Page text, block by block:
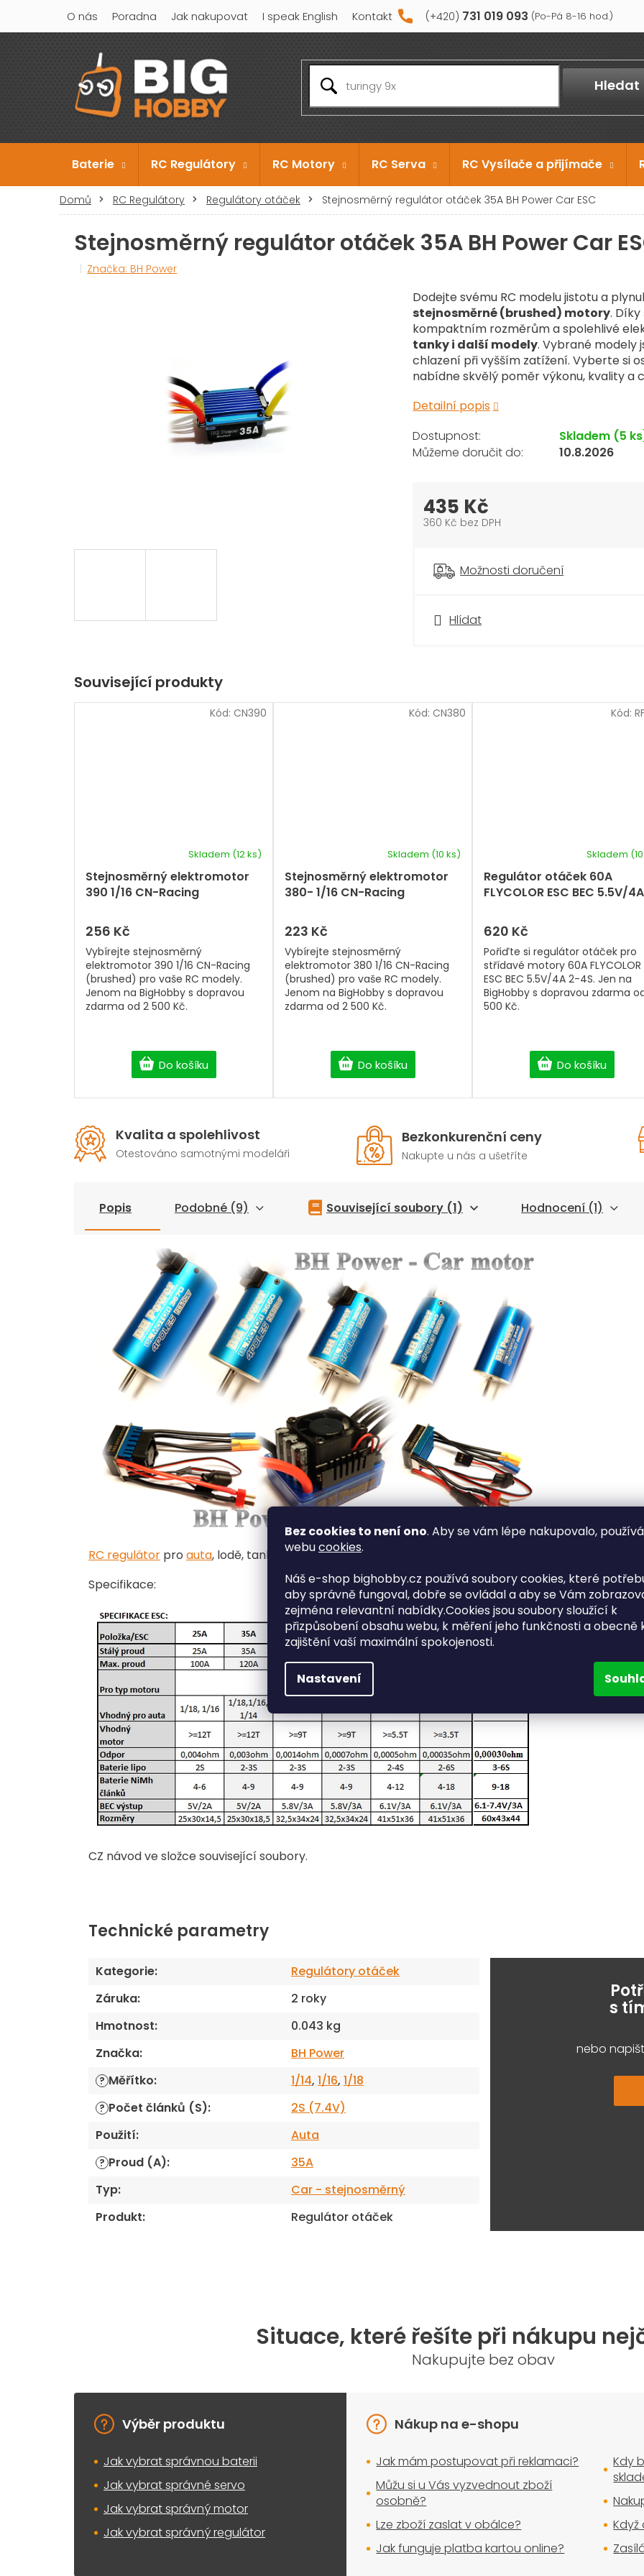
Bez cookies to není ono. Aby se vám lépe nakupovalo,
webucookies.
Náš e-shop bighobby.cz používá soubory cookies, které
aby správně fungoval, dobře se ovládal a aby se Vám
zejména relevantní nabídky.Cookies jsou soubory sloužící k
přizpůsobení obsahu webu, k měření jeho funkčnosti a obecně
zajištění vaší maximální spokojenosti.
Nastavení
obsah
731 019 093
O nás Poradna Jak nakupovat I speak English Kontakt
Hledat
Baterie RC Regulátory RC Motory RC Serva RC Vysílače a přijímače
Domů RC Regulátory Regulátory otáček Stejnosměrný regulátor otáček 35A BH Power Car ESC
Stejnosměrný regulátor otáček 35A BH Power Car
Značka: BH Power
Dodejte svému RC modelu jistotu a
stejnosměrné (brushed) motory.
kompaktním rozměrům a spolehlivé
tanky i další modely. Vybrané modely
chlazení při vyšším zatížení. Vyberte si
nabídne skvělý poměr výkonu, kvality a
Detailní popis
Hlídat
Skladem (5
10.8.2026
435 Kč
360 Kč bez DPH
Možnosti doručení
Související produkty
Stejnosměrný elektromotor
390 1/16 CN-Racing
Skladem (12 ks)
256 Kč
Do košíku
Vybírejte stejnosměrný
elektromotor 390 1/16 CN-Racing
(brushed) pro vaše RC modely.
Jenom na BigHobby s dopravou
zdarma od 2 500 Kč.
Kód: CN390
Stejnosměrný elektromotor
380- 1/16 CN-Racing
Skladem (10 ks)
223 Kč
Do košíku
Vybírejte stejnosměrný
elektromotor 380 1/16 CN-Racing
(brushed) pro vaše RC modely.
Jenom na BigHobby s dopravou
zdarma od 2 500 Kč.
Kód: CN380
Regulátor otáček 60A
FLYCOLOR ESC BEC 5.5V/4A
Skladem
620 Kč
Do košíku
Pořiďte si regulátor otáček pro
střídavé motory 60A FLYCOLOR
ESC BEC 5.5V/4A 2-4S. Jen na
BigHobby s dopravou zdarma
500 Kč.
Kód:
Kvalita a spolehlivost
Otestováno samotnými modeláři
Bezkonkurenční ceny
Nakupte u nás a ušetříte
Popis Podobné (9) Související soubory (1) Hodnocení (1)
RC regulátor pro auta, lodě, tanky ,.....
Specifikace:
CZ návod ve složce související soubory.
Technické parametry
Kategorie:
Regulátory otáček
Záruka:
2 roky
Hmotnost:
0.043 kg
Značka: BH Power
? Měřítko: 1/14, 1/16, 1/18
? Počet článků (S):
2S (7.4V)
Použití: Auta
? Proud (A):
35A
Typ:
Car - stejnosměrný
Produkt: Regulátor otáček
s
nebo
Situace, které řešíte při nákupu
Nakupujte bez obav
Výběr produktu
Jak vybrat správnou baterii
Jak vybrat správné servo
Jak vybrat správný motor
Jak vybrat správný regulátor
Nákup na e-shopu
Jak mám postupovat při reklamaci?
Můžu si u Vás vyzvednout zboží
osobně?
Lze zboží zaslat v obálce?
Jak funguje platba kartou online?
Kdy